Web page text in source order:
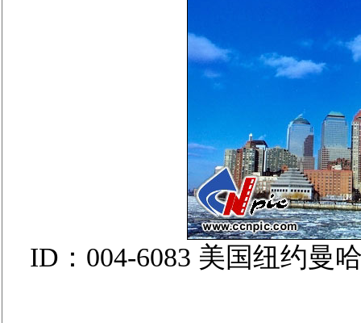
ID：004-6083 美国纽约